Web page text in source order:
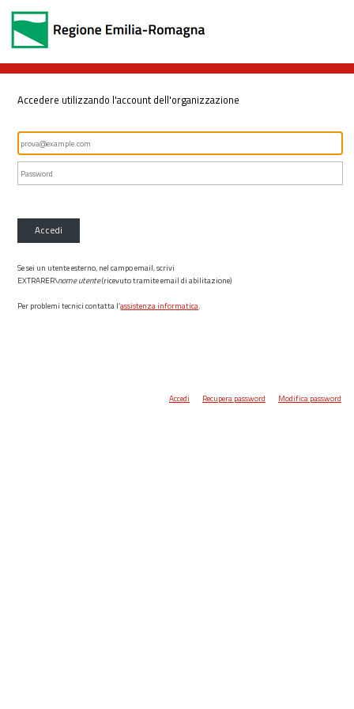
Accedere utilizzando l'account dell'organizzazione
Accedi
Se sei un utente esterno, nel campo email, scrivi
EXTRARER\nome utente(ricevuto tramite email di abilitazione)
Per problemi tecnici contatta l’assistenza informatica.
Accedi Recupera password Modifica password